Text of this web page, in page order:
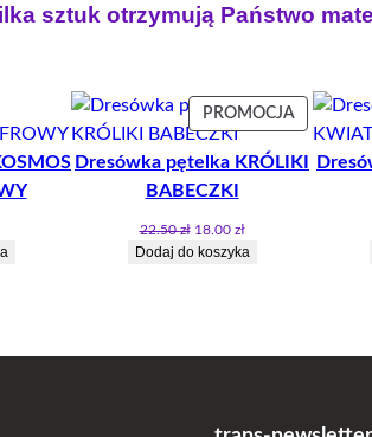
sztuk otrzymują Państwo
PROMOCJAPRODUKT
Dresówka pętelka KRÓLIKI
BABECZKI
22.50zł Pierwotna
cena
18.00 złAktualna
cena
Dodaj do koszyka